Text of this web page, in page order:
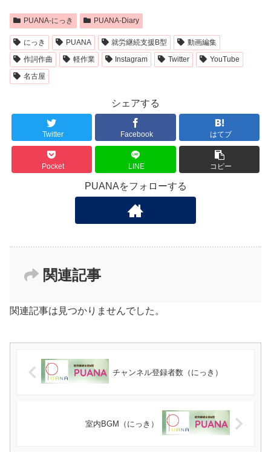
PUANA-にっき PUANA-Diary
にっき PUANA 就労継続支援B型
動画編集
作詞作曲
軽作業 Instagram Twitter
YouTube
名古屋
シェアする
Twitter Facebook はてブ
Pocket LINE コピー
PUANAをフォローする
関連記事
関連記事は見つかりませんでした。
チャンネル登録者数（にっき）
室内BGM（にっき）